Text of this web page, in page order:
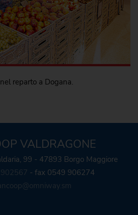
nel reparto a Dogana.
VALDRAGONE
99 - 47893 Borgo Maggiore
- fax 0549 906274